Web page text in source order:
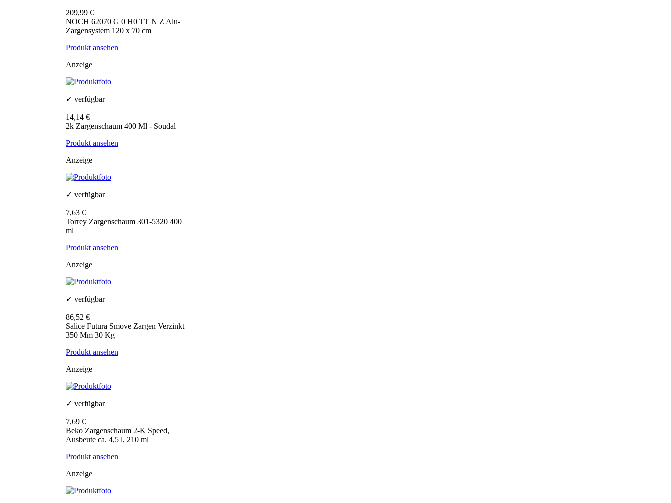
209,99 €
NOCH 62070 G 0 H0 TT N Z Alu-
Zargensystem 120 x 70 cm
Produkt ansehen
Anzeige
✓ verfügbar
14,14 €
2k Zargenschaum 400 Ml - Soudal
Produkt ansehen
Anzeige
✓ verfügbar
7,63 €
Torrey Zargenschaum 301-5320 400
ml
Produkt ansehen
Anzeige
✓ verfügbar
86,52 €
Salice Futura Smove Zargen Verzinkt
350 Mm 30 Kg
Produkt ansehen
Anzeige
✓ verfügbar
7,69 €
Beko Zargenschaum 2-K Speed,
Ausbeute ca. 4,5 l, 210 ml
Produkt ansehen
Anzeige